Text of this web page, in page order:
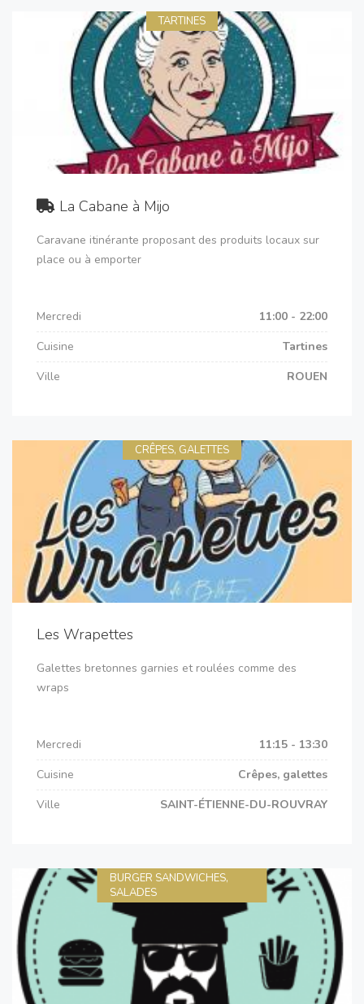
TARTINES
La Cabane à Mijo
Caravane itinérante proposant des produits locaux sur
place ou à emporter
Mercredi
11:00 - 22:00
Cuisine
Tartines
Ville
ROUEN
CRÊPES, GALETTES
Les Wrapettes
Galettes bretonnes garnies et roulées comme des
wraps
Mercredi
11:15 - 13:30
Cuisine
Crêpes, galettes
Ville
SAINT-ÉTIENNE-DU-ROUVRAY
BURGER SANDWICHES,
SALADES